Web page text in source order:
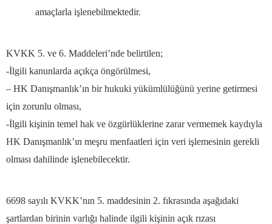
amaçlarla işlenebilmektedir.
KVKK 5. ve 6. Maddeleri’nde belirtilen;
-İlgili kanunlarda açıkça öngörülmesi,
– HK Danışmanlık’ın bir hukuki yükümlülüğünü yerine getirmesi
için zorunlu olması,
-İlgili kişinin temel hak ve özgürlüklerine zarar vermemek kaydıyla
HK Danışmanlık’ın meşru menfaatleri için veri işlemesinin gerekli
olması dahilinde işlenebilecektir.
6698 sayılı KVKK’nın 5. maddesinin 2. fıkrasında aşağıdaki
şartlardan birinin varlığı halinde ilgili kişinin açık rızası